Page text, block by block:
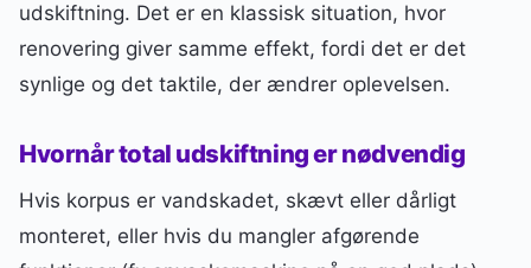
udskiftning. Det er en klassisk situation, hvor
renovering giver samme effekt, fordi det er det
synlige og det taktile, der ændrer oplevelsen.
Hvornår total udskiftning er nødvendig
Hvis korpus er vandskadet, skævt eller dårligt
monteret, eller hvis du mangler afgørende